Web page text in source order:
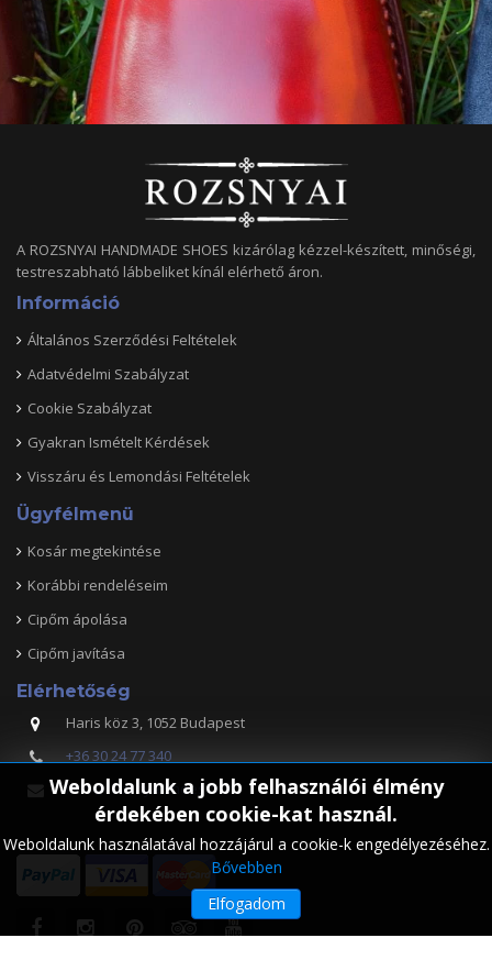
A ROZSNYAI HANDMADE SHOES kizárólag kézzel-készített, minőségi,
testreszabható lábbeliket kínál elérhető áron.
Információ
Általános Szerződési Feltételek
Adatvédelmi Szabályzat
Cookie Szabályzat
Gyakran Ismételt Kérdések
Visszáru és Lemondási Feltételek
Ügyfélmenü
Kosár megtekintése
Korábbi rendeléseim
Cipőm ápolása
Cipőm javítása
Elérhetőség
Haris köz 3, 1052 Budapest
+36 30 24 77 340
info@rozsnyaishoes.com
Weboldalunk a jobb felhasználói élmény
érdekében cookie-kat használ.
Weboldalunk használatával hozzájárul a cookie-k engedélyezéséhez.
Bővebben
Elfogadom